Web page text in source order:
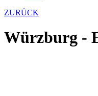
ZURÜCK
Würzburg -